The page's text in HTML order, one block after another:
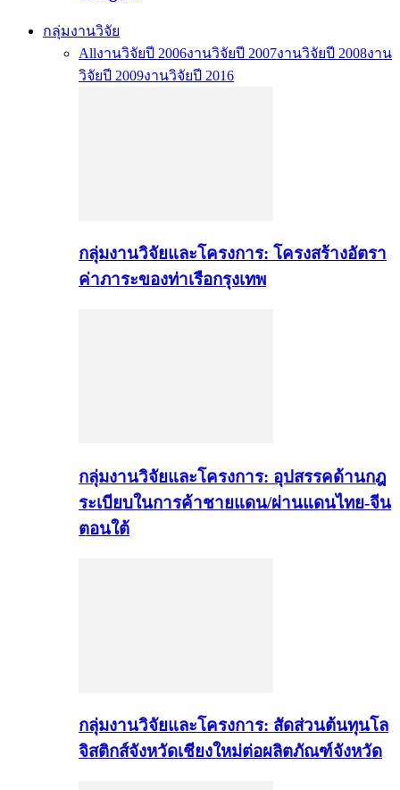
กลุ่มงานวิจัย
Allงานวิจัยปี 2006งานวิจัยปี 2007งานวิจัยปี 2008งาน
วิจัยปี 2009งานวิจัยปี 2016
กลุ่มงานวิจัยและโครงการ: โครงสร้างอัตรา
ค่าภาระของท่าเรือกรุงเทพ
กลุ่มงานวิจัยและโครงการ: อุปสรรคด้านกฎ
ระเบียบในการค้าชายแดน/ผ่านแดนไทย-จีน
ตอนใต้
กลุ่มงานวิจัยและโครงการ: สัดส่วนต้นทุนโล
จิสติกส์จังหวัดเชียงใหม่ต่อผลิตภัณฑ์จังหวัด